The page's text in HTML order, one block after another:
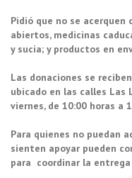
Pidió que no se acerquen
abiertos, medicinas
y sucia; y productos en
Las donaciones se
ubicado en las calles Las
viernes, de 10:00 horas a
Para quienes no puedan
sienten apoyar pueden
para coordinar la